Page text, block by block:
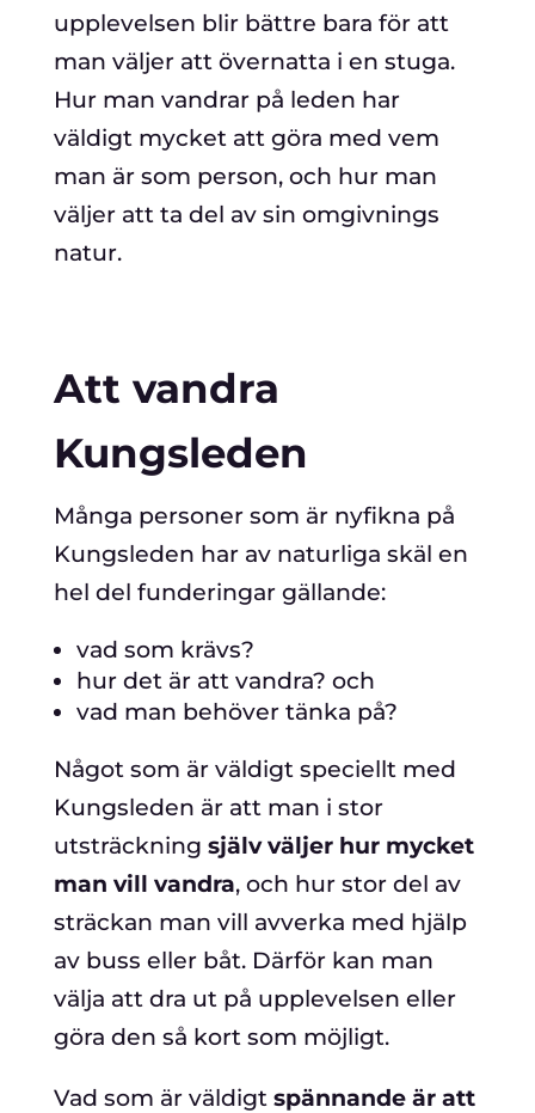
upplevelsen blir bättre bara för att
man väljer att övernatta i en stuga.
Hur man vandrar på leden har
väldigt mycket att göra med vem
man är som person, och hur man
väljer att ta del av sin omgivnings
natur.
Att vandra
Kungsleden
Många personer som är nyfikna på
Kungsleden har av naturliga skäl en
hel del funderingar gällande:
vad som krävs?
hur det är att vandra? och
vad man behöver tänka på?
Något som är väldigt speciellt med
Kungsleden är att man i stor
utsträckning själv väljer hur mycket
man vill vandra, och hur stor del av
sträckan man vill avverka med hjälp
av buss eller båt. Därför kan man
välja att dra ut på upplevelsen eller
göra den så kort som möjligt.
Vad som är väldigt spännande är att